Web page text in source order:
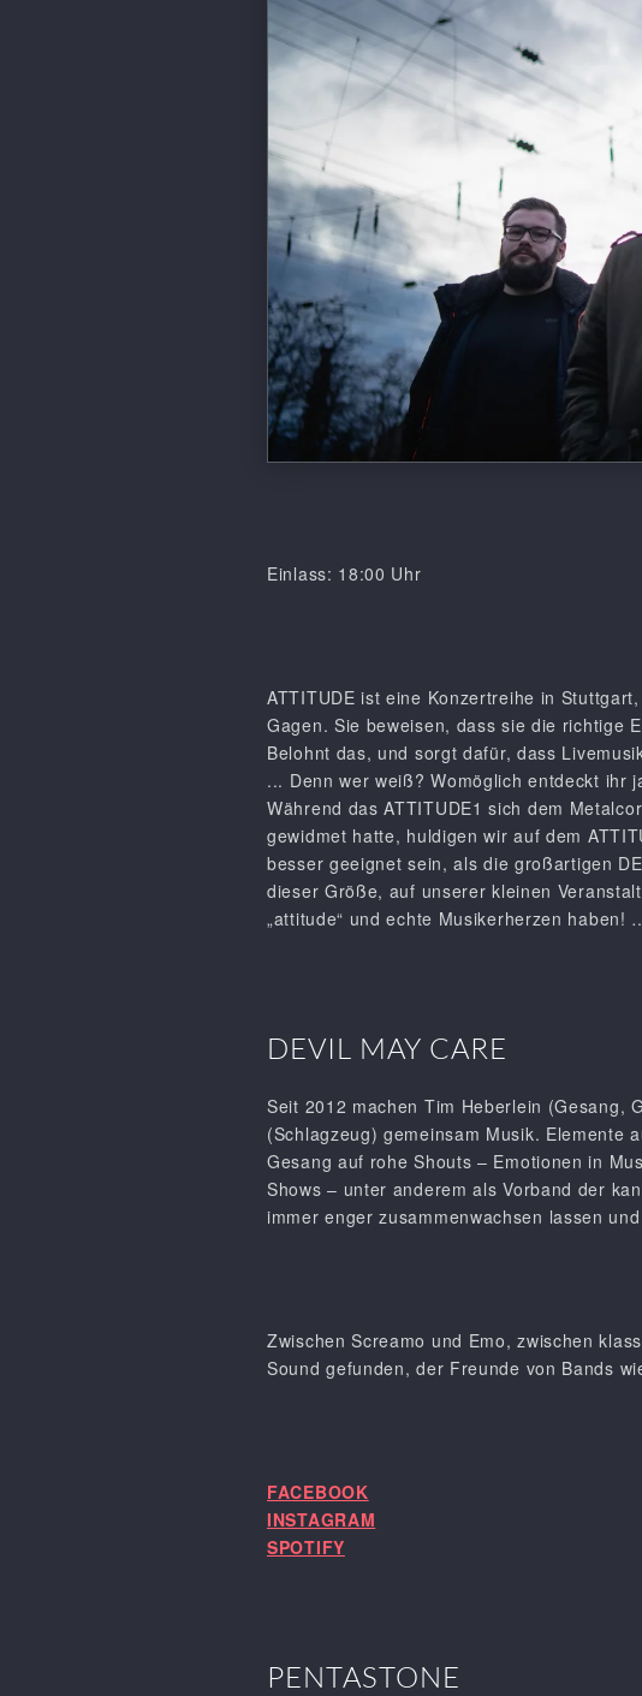
Einlass: 18:00 Uhr
ATTITUDE ist eine Konzertreihe in
Gagen. Sie beweisen, dass sie die richtige
Belohnt das, und sorgt dafür, dass
... Denn wer weiß? Womöglich entdeckt ihr
Während das ATTITUDE1 sich dem
gewidmet hatte, huldigen wir auf dem
besser geeignet sein, als die großartigen
dieser Größe, auf unserer kleinen
„attitude“ und echte Musikerherzen
DEVIL MAY CARE
Seit 2012 machen Tim Heberlein (Gesang,
(Schlagzeug) gemeinsam Musik. Elemente
Gesang auf rohe Shouts – Emotionen in
Shows – unter anderem als Vorband der
immer enger zusammenwachsen lassen
Zwischen Screamo und Emo, zwischen
Sound gefunden, der Freunde von Bands
FACEBOOK
INSTAGRAM
SPOTIFY
PENTASTONE